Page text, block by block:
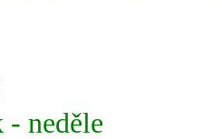
- neděle